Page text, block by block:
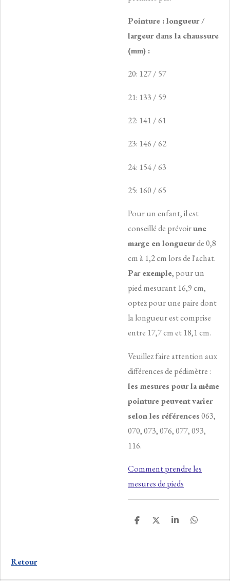
Pointure : longueur /
largeur dans la chaussure
(mm) :
20: 127 / 57
21: 133 / 59
22: 141 / 61
23: 146 / 62
24: 154 / 63
25: 160 / 65
Pour un enfant, il est
conseillé de prévoirune
marge en longueurde 0,8
cm à 1,2 cm lors de l'achat.
Par exemple, pour un
pied mesurant 16,9 cm,
optez pour une paire dont
la longueur est comprise
entre 17,7 cm et 18,1 cm.
Veuillez faire attention aux
différences de pédimètre :
les mesures pour la même
pointure peuventvarier
selon les références063,
070, 073, 076, 077, 093,
116.
Comment prendre les
mesures de pieds
P
P
P
P
Retour